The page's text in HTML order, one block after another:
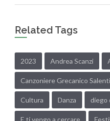
Related Tags
2023 Andrea Scanzi
Canzoniere Grecanico
Cultura Danza diego
E ti vengo a cercare